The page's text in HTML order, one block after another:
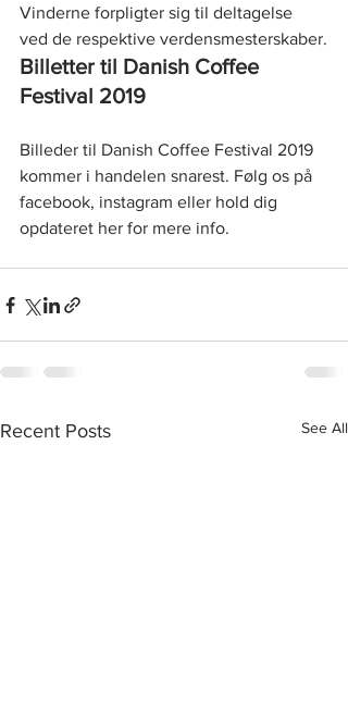
Vinderne forpligter sig til deltagelse
ved de respektive verdensmesterskaber.
Billetter til Danish Coffee
Festival 2019
Billeder til Danish Coffee Festival 2019
kommer i handelen snarest. Følg os på
facebook, instagram eller hold dig
opdateret her for mere info.
Recent Posts See All